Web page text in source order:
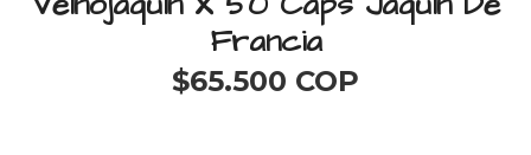
Francia
$65.500 COP